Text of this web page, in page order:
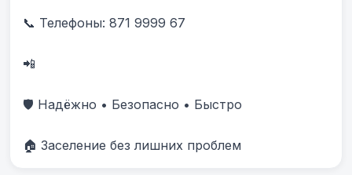
📞 Телефоны: 871 9999 67
📲
🛡️ Надёжно • Безопасно • Быстро
🏠 Заселение без лишних проблем